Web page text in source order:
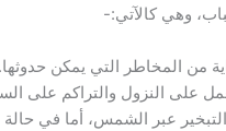
وهي كالآتي:-
من المخاطر التي يمكن حدوثها.
على النزول والتراكم على
عبر الشمس، أما في